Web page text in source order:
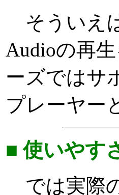
そういえ
Audioの再
ーズではサ
プレーヤー
■ 使いやす
では実際